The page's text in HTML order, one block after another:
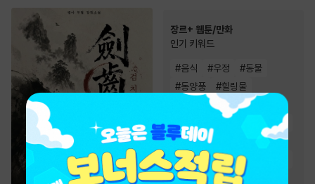
장르+ 웹툰/만화
인기 키워드
#음식 #우정 #동물
#동양풍 #힐링물
소설원작 #초능력
#
#친구
현대물
#인외존재
#영상화 #다정남
#복수물 #오피스물